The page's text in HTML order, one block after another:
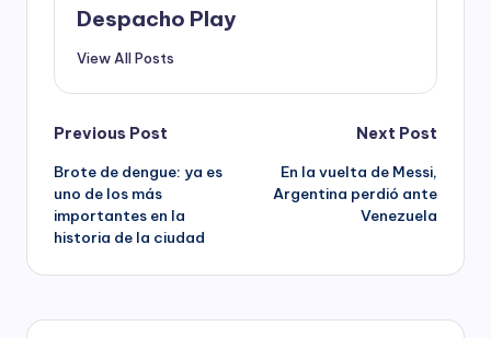
Despacho Play
View All Posts
Post
navigation
Previous Post
Brote de dengue: ya es
uno de los más
importantes en la
historia de la ciudad
Next Post
En la vuelta de Messi,
Argentina perdió ante
Venezuela